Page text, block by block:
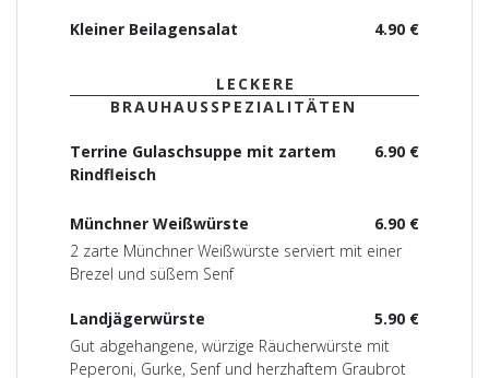
4.90 €
Kleiner Beilagensalat
LECKERE
BRAUHAUSSPEZIALITÄTEN
6.90 €
Terrine Gulaschsuppe mit zartem
Rindfleisch
6.90 €
Münchner Weißwürste
2 zarte Münchner Weißwürste serviert mit einer
Brezel und süßem Senf
5.90 €
Landjägerwürste
Gut abgehangene, würzige Räucherwürste mit
Peperoni, Gurke, Senf und herzhaftem Graubrot